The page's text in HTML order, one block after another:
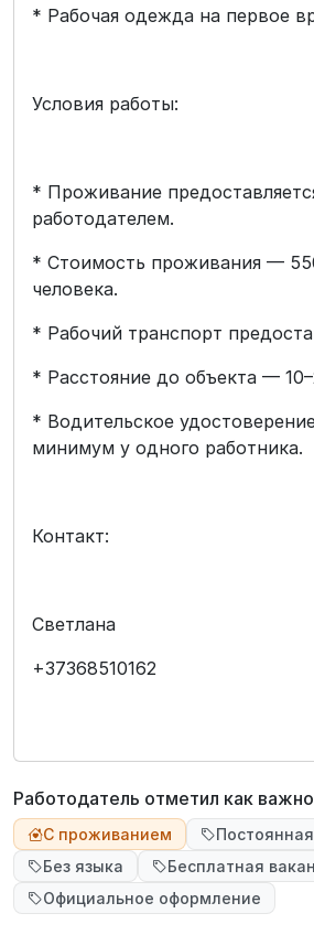
* Рабочая одежда на первое
Условия работы:
* Проживание
работодателем.
* Стоимость проживания —
человека.
* Рабочий транспорт
* Расстояние до объекта —
* Водительское
минимум у одного работника.
Контакт:
Светлана
+37368510162
Работодатель отметил как
С проживанием
Без языка
Бесплатная
Официальное оформление